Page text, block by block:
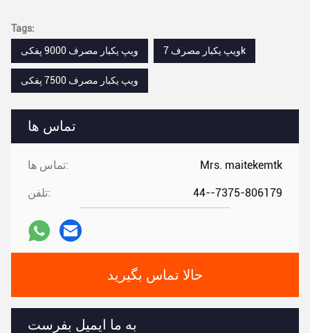
تماس ها
تماس ها: Mrs. maitekemtk
تلفن: 44--7375-806179
حالا تماس بگیرید
به ما ایمیل بفرست
Tags:
ویپ یکبار مصرف 9000 پفکی
ویپ یکبار مصرف 7k
ویپ یکبار مصرف 7500 پفکی